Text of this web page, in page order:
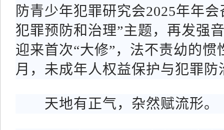
防青少年犯罪研究会2025年年
犯罪预防和治理”主题，再发强
迎来首次“大修”，法不责幼的
月，未成年人权益保护与犯罪防
天地有正气，杂然赋流形。